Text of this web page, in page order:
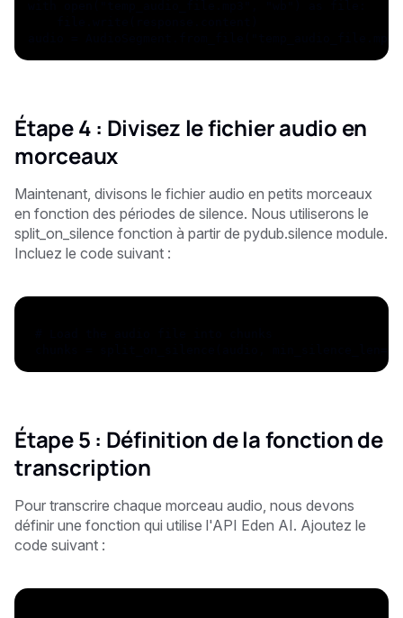
Étape 4 : Divisez le fichier audio en
morceaux
Maintenant, divisons le fichier audio en petits morceaux
en fonction des périodes de silence. Nous utiliserons le
split_on_silence fonction à partir de pydub.silence module.
Incluez le code suivant :
Étape 5 : Définition de la fonction de
transcription
Pour transcrire chaque morceau audio, nous devons
définir une fonction qui utilise l'API Eden AI. Ajoutez le
code suivant :